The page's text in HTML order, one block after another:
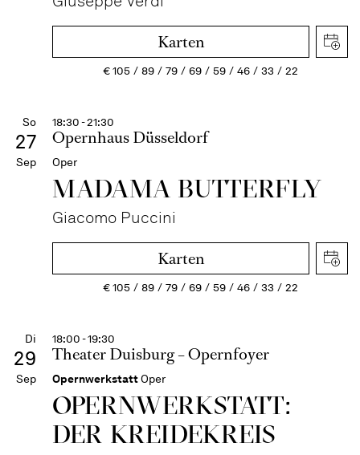
Karten
€105 89 79 69 59 46 33 22
So
27
Sep
18:30 - 21:30
Opernhaus Düsseldorf
Oper
MADAMA BUTTER­FLY
Giacomo Puccini
Karten
€105 89 79 69 59 46 33 22
Di
29
Sep
18:00 - 19:30
Theater Duisburg – Opernfoyer
OpernwerkstattOper
OPERNWERKSTATT:
DER KREIDEKREIS